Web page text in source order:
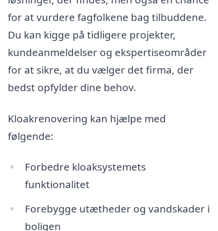
for at vurdere fagfolkene bag tilbuddene.
Du kan kigge på tidligere projekter,
kundeanmeldelser og ekspertiseområder
for at sikre, at du vælger det firma, der
bedst opfylder dine behov.
Kloakrenovering kan hjælpe med
følgende:
Forbedre kloaksystemets
funktionalitet
Forebygge utætheder og vandskader i
boligen